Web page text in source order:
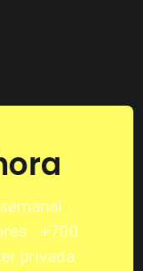
·
· +700
privada ·